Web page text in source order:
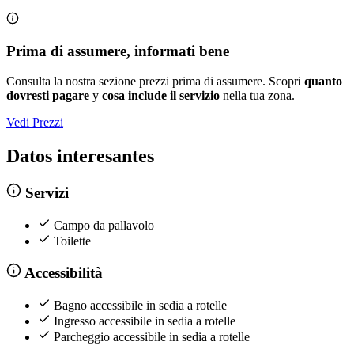
Prima di assumere, informati bene
Consulta la nostra sezione prezzi prima di assumere. Scopri quanto
dovresti pagare y cosa include il servizio nella tua zona.
Vedi Prezzi
Datos interesantes
Servizi
Campo da pallavolo
Toilette
Accessibilità
Bagno accessibile in sedia a rotelle
Ingresso accessibile in sedia a rotelle
Parcheggio accessibile in sedia a rotelle